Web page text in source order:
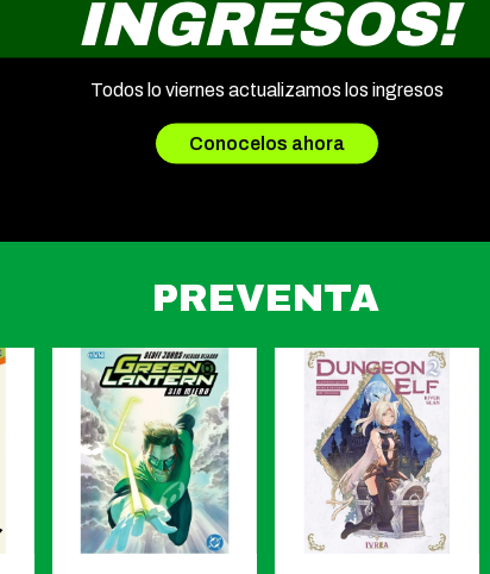
INGRESOS!
Todos lo viernes actualizamos los ingresos
Conocelos ahora
PREVENTA